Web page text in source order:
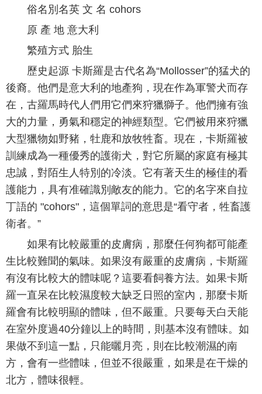
俗名別名英 文 名 cohors
原 產 地 意大利
繁殖方式 胎生
歷史起源 卡斯羅是古代名為“Mollosser”的猛犬的
後裔。他們是意大利的地產狗，現在作為軍警犬而存
在，古羅馬時代人們用它們來狩獵獅子。他們擁有強
大的力量，勇氣和穩定的神經類型。它們被用來狩獵
大型獵物如野豬，牡鹿和放牧牲畜。現在，卡斯羅被
訓練成為一種優秀的護衛犬，對它所屬的家庭有極其
忠誠，對陌生人特別的冷淡。它有著天生的極佳的看
護能力，具有准確識別敵友的能力。它的名字來自拉
丁語的 "cohors"，這個單詞的意思是“看守者，牲畜護
衛者。”
如果有比較嚴重的皮膚病，那麼任何狗都可能產
生比較難聞的氣味。如果沒有嚴重的皮膚病，卡斯羅
有沒有比較大的體味呢？這要看飼養方法。如果卡斯
羅一直呆在比較濕度較大缺乏日照的室內，那麼卡斯
羅會有比較明顯的體味，但不嚴重。只要每天白天能
在室外度過40分鐘以上的時間，則基本沒有體味。如
果做不到這一點，只能曬月亮，則在比較潮濕的南
方，會有一些體味，但並不很嚴重，如果是在干燥的
北方，體味很輕。